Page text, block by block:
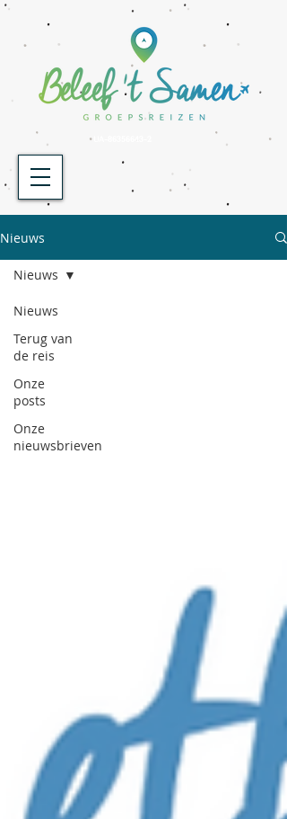
Nieuws
Nieuws
Terug van
de reis
Onze
posts
Onze
nieuwsbrieven
Nieuws